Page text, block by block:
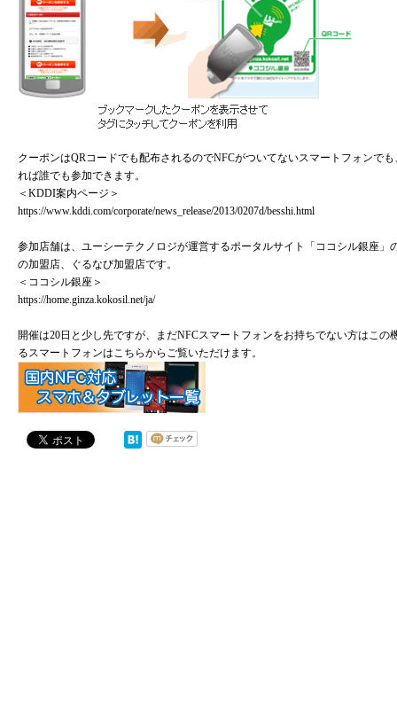
クーポンはQRコードでも配布されるのでNFCがついてないスマートフォンで
れば誰でも参加できます。
＜KDDI案内ページ＞
https://www.kddi.com/corporate/news_release/2013/0207d/besshi.html
参加店舗は、ユーシーテクノロジが運営するポータルサイト「ココシル銀座
の加盟店、ぐるなび加盟店です。
＜ココシル銀座＞
https://home.ginza.kokosil.net/ja/
開催は20日と少し先ですが、まだNFCスマートフォンをお持ちでない方はこ
るスマートフォンはこちらからご覧いただけます。